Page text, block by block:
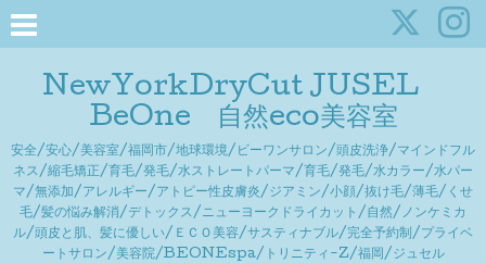
NewYorkDryCut JUSEL
BeOne 自然eco美容室
安全/安心/美容室/福岡市/地球環境/ビーワンサロン/頭皮洗浄/マインドフル
ネス/縮毛矯正/育毛/発毛/水ストレートパーマ/育毛/発毛/水カラー/水パー
マ/無添加/アレルギー/アトピー性皮膚炎/ジアミン/小顔/抜け毛/薄毛/くせ
毛/髪の悩み解消/デトックス/ニューヨークドライカット/自然/ノンケミカ
ル/頭皮と肌、髪に優しい/ＥＣＯ美容/サスティナブル/完全予約制/プライベ
ートサロン/美容院/BEONEspa/トリニティ-Z/福岡/ジュセル